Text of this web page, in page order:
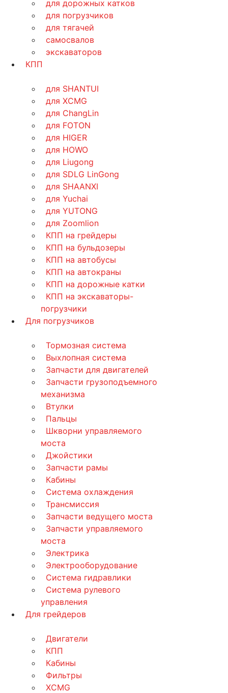
для дорожных катков
для погрузчиков
для тягачей
самосвалов
экскаваторов
КПП
для SHANTUI
для XCMG
для ChangLin
для FOTON
для HIGER
для HOWO
для Liugong
для SDLG LinGong
для SHAANXI
для Yuchai
для YUTONG
для Zoomlion
КПП на грейдеры
КПП на бульдозеры
КПП на автобусы
КПП на автокраны
КПП на дорожные катки
КПП на экскаваторы-
погрузчики
Для погрузчиков
Тормозная система
Выхлопная система
Запчасти для двигателей
Запчасти грузоподъемного
механизма
Втулки
Пальцы
Шкворни управляемого
моста
Джойстики
Запчасти рамы
Кабины
Система охлаждения
Трансмиссия
Запчасти ведущего моста
Запчасти управляемого
моста
Электрика
Электрооборудование
Система гидравлики
Система рулевого
управления
Для грейдеров
Двигатели
КПП
Кабины
Фильтры
XCMG